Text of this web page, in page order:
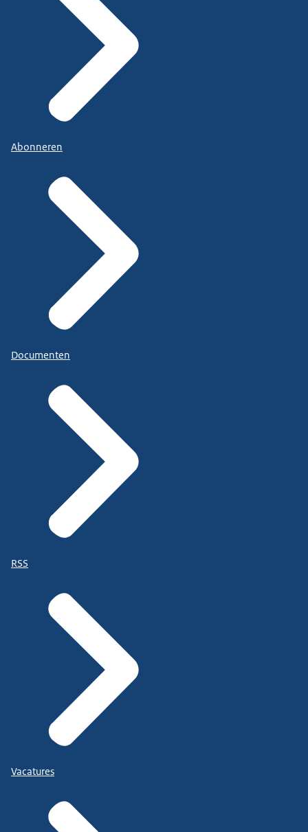
Abonneren
Documenten
RSS
Vacatures